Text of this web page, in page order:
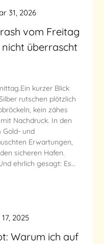
vom Freitag
überrascht
31, 2026
kurzer Blick
rutschen plötzlich
kein zähes
Nachdruck. In den
Gold- und
Erwartungen,
sicheren Hafen.
ehrlich gesagt: Es…
Warum ich auf
2025